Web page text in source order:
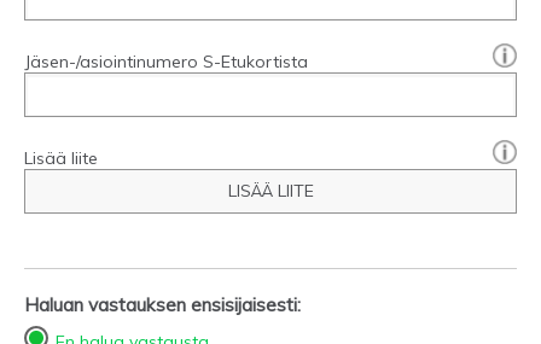
Jäsen-/asiointinumero S-Etukortista
Lisää liite
LISÄÄ LIITE
Haluan vastauksen ensisijaisesti: